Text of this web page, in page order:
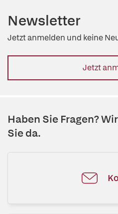
Newsletter
Jetzt anmelden und keine
Jetzt
Haben Sie Fragen?
Sie da.